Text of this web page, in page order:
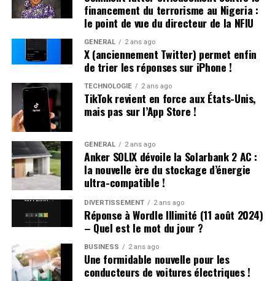
ont rejeté les accusations lors de leur interrogatoire.
Déjà sous le coup d’une obligation de quitter le
accompagnée d’une assignation à résidence. La victime
n’a pas porté plainte et était introuvable à son domicile.
Affrontements et Tentative de Vol :
Comparution au Tribunal en Avril
Un autre incident s’est produit à Villeneuve-sur-Lot où
plusieurs individus se sont battus après avoir reçu des
menaces liées à un vol automobile avorté. Le parquet a
décidé de poursuivre trois passagers en leur proposant
une comparution sur reconnaissance préalable de
culpabilité (CRPC). Ils devront se présenter devant le
tribunal local fin avril.
financement du terrorisme au Nigeria :
le point de vue du directeur de la NFIU
GÉNÉRAL 2 ans ago
X (anciennement Twitter) permet enfin
de trier les réponses sur iPhone !
TECHNOLOGIE 2 ans ago
TikTok revient en force aux États-Unis,
mais pas sur l’App Store !
GÉNÉRAL 2 ans ago
Anker SOLIX dévoile la Solarbank 2 AC :
la nouvelle ère du stockage d’énergie
ultra-compatible !
DIVERTISSEMENT 2 ans ago
Réponse à Wordle Illimité (11 août 2024)
– Quel est le mot du jour ?
BUSINESS 2 ans ago
Une formidable nouvelle pour les
conducteurs de voitures électriques !